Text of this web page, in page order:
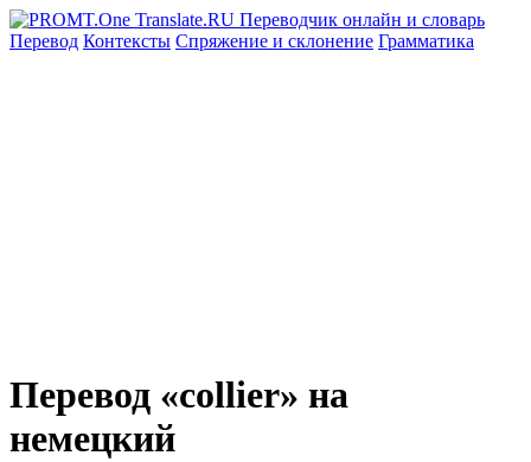
Перевод Контексты Спряжение и склонение Грамматика
Перевод «collier» на
немецкий